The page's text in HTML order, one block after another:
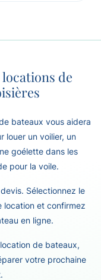
locations de
bateaux vous aidera
louer un voilier, un
goélette dans les
pour la voile.
Sélectionnez le
location et confirmez
en ligne.
de bateaux,
votre prochaine